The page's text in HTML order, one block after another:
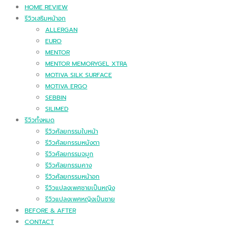
HOME REVIEW
รีวิวเสริมหน้าอก
ALLERGAN
EURO
MENTOR
MENTOR MEMORYGEL XTRA
MOTIVA SILK SURFACE
MOTIVA ERGO
SEBBIN
SILIMED
รีวิวทั้งหมด
รีวิวศัลยกรรมใบหน้า
รีวิวศัลยกรรมหนังตา
รีวิวศัลยกรรมจมูก
รีวิวศัลยกรรมคาง
รีวิวศัลยกรรมหน้าอก
รีวิวแปลงเพศชายเป็นหญิง
รีวิวแปลงเพศหญิงเป็นชาย
BEFORE & AFTER
CONTACT